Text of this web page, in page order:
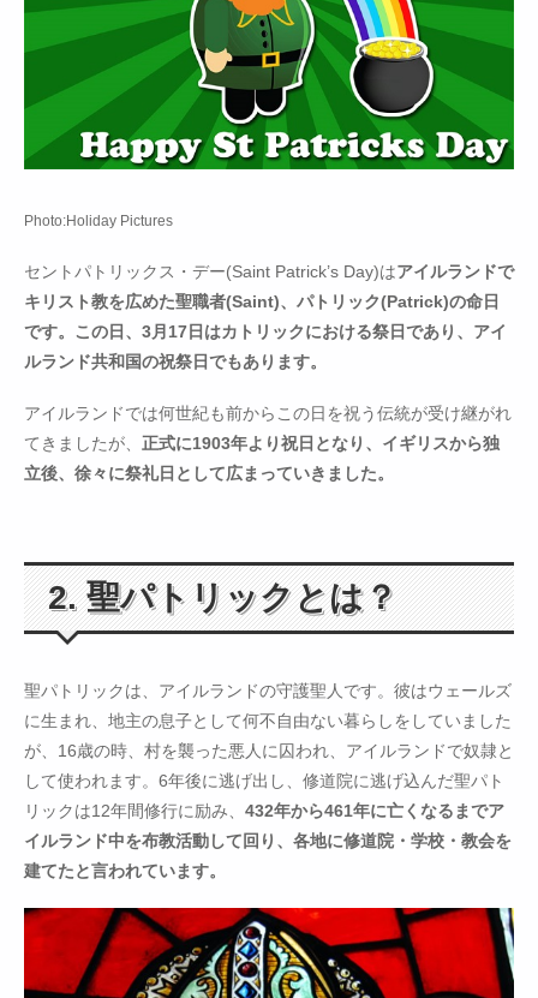
Photo:Holiday Pictures
セントパトリックス・デー(Saint Patrick’s Day)はアイルランドで
キリスト教を広めた聖職者(Saint)、パトリック(Patrick)の命日
です。この日、3月17日はカトリックにおける祭日であり、アイ
ルランド共和国の祝祭日でもあります。
アイルランドでは何世紀も前からこの日を祝う伝統が受け継がれ
てきましたが、 正式に1903年より祝日となり、イギリスから独
立後、徐々に祭礼日として広まっていきました。
2. 聖パトリックとは？
聖パトリックは、アイルランドの守護聖人です。彼はウェールズ
に生まれ、地主の息子として何不自由ない暮らしをしていました
が、16歳の時、村を襲った悪人に囚われ、アイルランドで奴隷と
して使われます。6年後に逃げ出し、修道院に逃げ込んだ聖パト
リックは12年間修行に励み、 432年から461年に亡くなるまでア
イルランド中を布教活動して回り、各地に修道院・学校・教会を
建てたと言われています。